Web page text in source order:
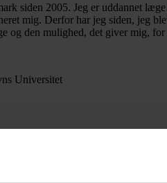
siden 2005. Jeg er uddannet
mig. Derfor har jeg siden, jeg
og den mulighed, det giver mig,
Universitet